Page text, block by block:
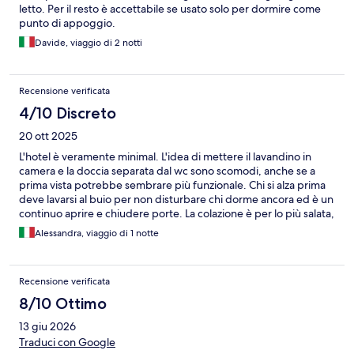
letto. Per il resto è accettabile se usato solo per dormire come
punto di appoggio.
Davide, viaggio di 2 notti
Recensione verificata
4/10 Discreto
20 ott 2025
L'hotel è veramente minimal. L'idea di mettere il lavandino in
camera e la doccia separata dal wc sono scomodi, anche se a
prima vista potrebbe sembrare più funzionale. Chi si alza prima
deve lavarsi al buio per non disturbare chi dorme ancora ed è un
continuo aprire e chiudere porte. La colazione è per lo più salata,
pochissime opzioni dolci. Il pane è buono. Se si arriva in
metropolitana (linea 6), l'hotel è praticamente di fronte alla
Alessandra, viaggio di 1 notte
Recensione verificata
8/10 Ottimo
13 giu 2026
Traduci con Google